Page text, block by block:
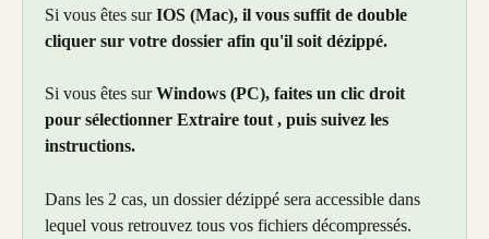
Si vous êtes sur IOS (Mac), il vous suffit de double
cliquer sur votre dossier afin qu'il soit dézippé.
Si vous êtes sur Windows (PC), faites un clic droit
pour sélectionner Extraire tout , puis suivez les
instructions.
Dans les 2 cas, un dossier dézippé sera accessible dans
lequel vous retrouvez tous vos fichiers décompressés.